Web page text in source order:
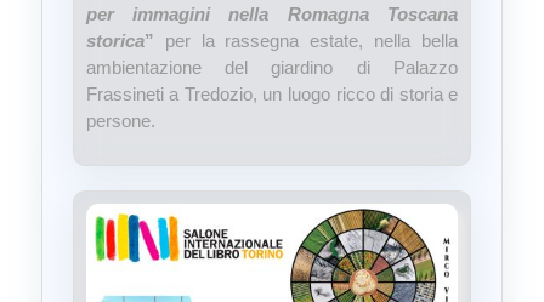
per immagini nella Romagna Toscana
storica” per la rassegna estate, nella bella
ambientazione del giardino di Palazzo
Frassineti a Tredozio, un luogo ricco di storia e
persone.